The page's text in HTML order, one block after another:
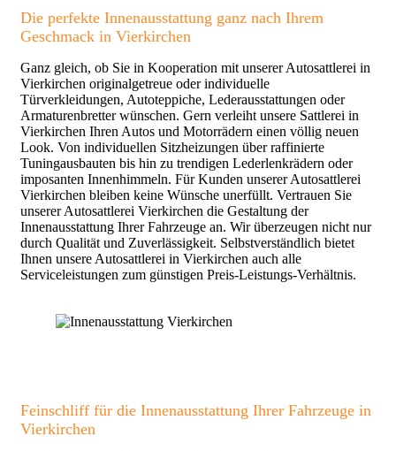
Die perfekte Innenausstattung ganz nach Ihrem
Geschmack in Vierkirchen
Ganz gleich, ob Sie in Kooperation mit unserer Autosattlerei in
Vierkirchen originalgetreue oder individuelle
Türverkleidungen, Autoteppiche, Lederausstattungen oder
Armaturenbretter wünschen. Gern verleiht unsere Sattlerei in
Vierkirchen Ihren Autos und Motorrädern einen völlig neuen
Look. Von individuellen Sitzheizungen über raffinierte
Tuningausbauten bis hin zu trendigen Lederlenkrädern oder
imposanten Innenhimmeln. Für Kunden unserer Autosattlerei
Vierkirchen bleiben keine Wünsche unerfüllt. Vertrauen Sie
unserer Autosattlerei Vierkirchen die Gestaltung der
Innenausstattung Ihrer Fahrzeuge an. Wir überzeugen nicht nur
durch Qualität und Zuverlässigkeit. Selbstverständlich bietet
Ihnen unsere Autosattlerei in Vierkirchen auch alle
Serviceleistungen zum günstigen Preis-Leistungs-Verhältnis.
Feinschliff für die Innenausstattung Ihrer Fahrzeuge in
Vierkirchen